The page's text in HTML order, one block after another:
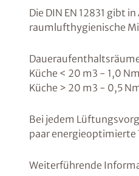
Die DIN EN 12831 gibt
raumlufthygienische
Küche < 20 m3 - 1,0
Küche > 20 m3 - 0,5
Bei jedem
paar energieoptimierte
Weiterführende